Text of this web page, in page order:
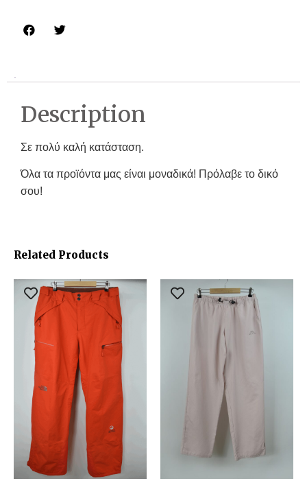
Description
Σε πολύ καλή κατάσταση.
Όλα τα προϊόντα μας είναι μοναδικά! Πρόλαβε το δικό
σου!
Related Products